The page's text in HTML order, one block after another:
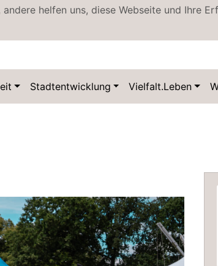
helfen uns, diese Webseite und Ihre
Datenschutz
Stadtentwicklung Vielfalt.Leben